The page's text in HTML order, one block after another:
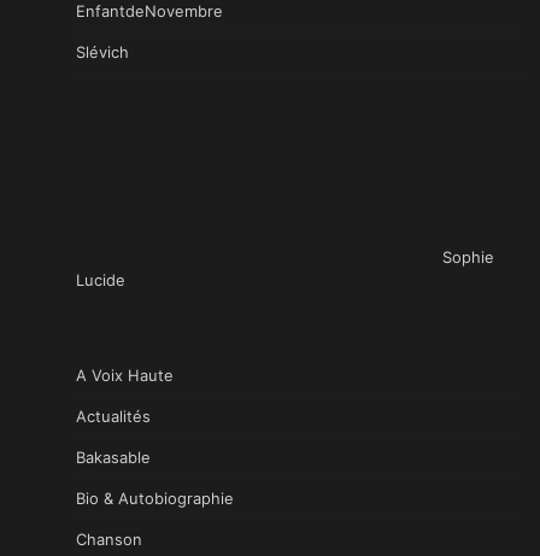
EnfantdeNovembre
Slévich
Sophie
Lucide
A Voix Haute
Actualités
Bakasable
Bio & Autobiographie
Chanson